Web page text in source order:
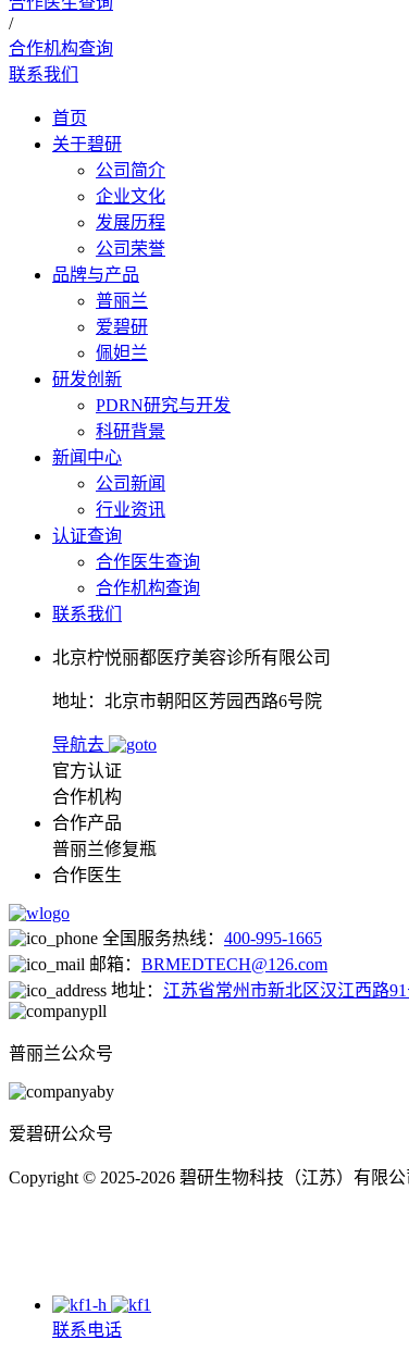
/
合作机构查询
联系我们
首页
关于碧研
公司简介
企业文化
发展历程
公司荣誉
品牌与产品
普丽兰
爱碧研
佩妲兰
研发创新
PDRN研究与开发
科研背景
新闻中心
公司新闻
行业资讯
认证查询
合作医生查询
合作机构查询
联系我们
北京柠悦丽都医疗美容诊所有限公司
地址：北京市朝阳区芳园西路6号院
导航去
官方认证
合作机构
合作产品
普丽兰修复瓶
合作医生
全国服务热线： 400-995-1665
邮箱： BRMEDTECH@126.com
地址： 江苏省常州市新北区汉江西路
普丽兰公众号
爱碧研公众号
Copyright © 2025-2026 碧研生物科技（江苏）有限
联系电话